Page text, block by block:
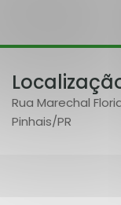
Rua Marechal
Pinhais/PR